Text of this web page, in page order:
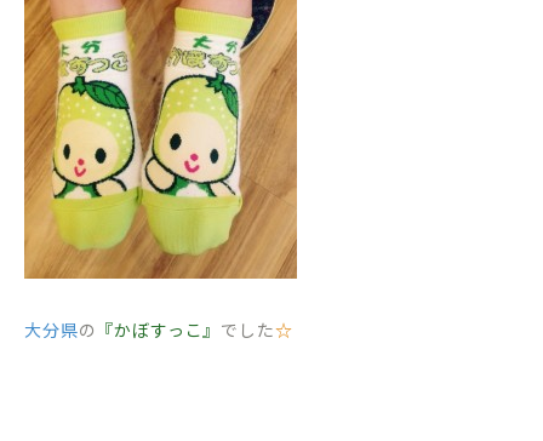
大分県の 『かぼすっこ』 でした☆